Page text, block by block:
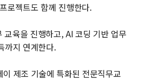
로젝트도 함께 진행한다.
육을 진행하고, AI 코딩 기반 업무
까지 연계한다.
제조 기술에 특화된 전문직무교